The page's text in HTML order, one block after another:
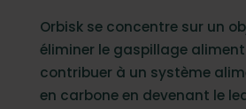
Orbisk se concentre sur un
éliminer le gaspillage
contribuer à un système
en carbone en devenant le